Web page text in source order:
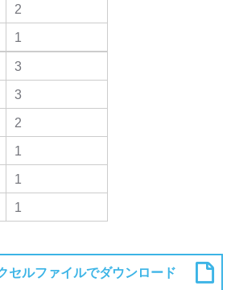
2
1
3
3
2
1
1
1